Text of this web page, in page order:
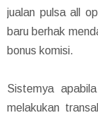
jualan pulsa all
baru berhak
bonus komisi.
Sistemya apabila
melakukan